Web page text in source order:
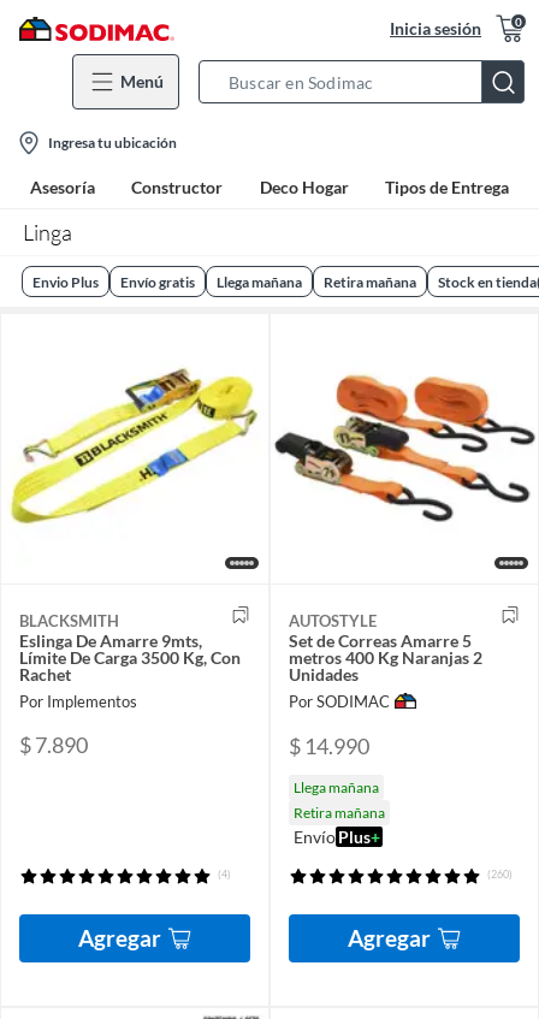
Inicia sesión 0
Menú
Bar
location-
icon
Ingresa tu ubicación
Asesoría Constructor Deco Hogar Tipos de Entrega
Linga
Envio Plus Envío gratis Llega mañana Retira mañana Stock en tienda
BLACKSMITH
Eslinga De Amarre 9mts,
Límite De Carga 3500 Kg, Con
Rachet
Por Implementos
$ 7.890
(4)
Agregar
AUTOSTYLE
Set de Correas Amarre 5
metros 400 Kg Naranjas 2
Unidades
Por SODIMAC
$ 14.990
Llega mañana
Retira mañana
EnvíoPlus+
(260)
Agregar